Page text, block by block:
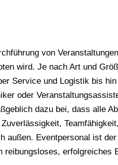
von
wird. Je nach Art und
Service und Logistik bis
oder
dazu bei, dass alle
Eventpersonal ist
erfolgreiches